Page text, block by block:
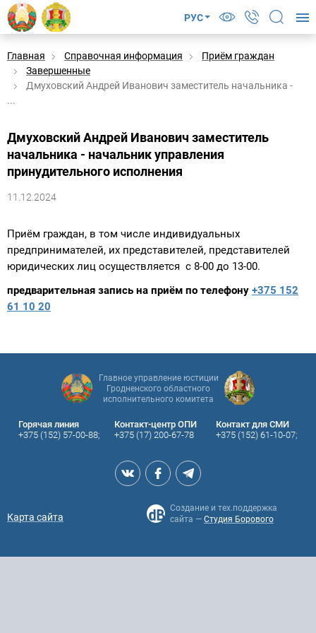
РУС
Главная Справочная информация
Приём граждан
Завершенные
Дмуховский Андрей Иванович заместитель начальника -
...
Дмуховский Андрей Иванович заместитель
начальника - начальник управления
принудительного исполнения
11.12.2024
Приём граждан, в том числе индивидуальных
предпринимателей, их представителей, представителей
юридических лиц осуществляется с 8-00 до 13-00.
предварительная запись на приём по телефону +375 152
61 10 20
Главное управление юстиции
Гродненского областного
исполнительного комитета
Горячая линия
+375 (152) 57-00-88;
Контакт-центр ОПИ
+375 (17) 200-67-78
Контакт для СМИ
+375 (152) 61-10-07;
Карта сайта
Создание и тех.поддержка
сайта — Студия Борового